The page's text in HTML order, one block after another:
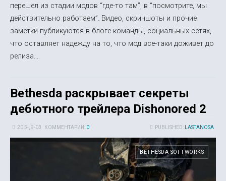
перешел из стадии модов “где-то там”, в “посмотрите, мы
действительно работаем”. Видео, скриншоты и прочие
заметки публикуются в блоге команды, социальных сетях,
что оставляет надежду на то, что мод все-таки доживет до
релиза....
Bethesda раскрывает секреты
дебютного трейлера Dishonored 2
PUBLISHED: LASTANOSA
20 5-, 9-03 КОММЕНТАРИИ: 0
BETHESDA SOFTWORKS